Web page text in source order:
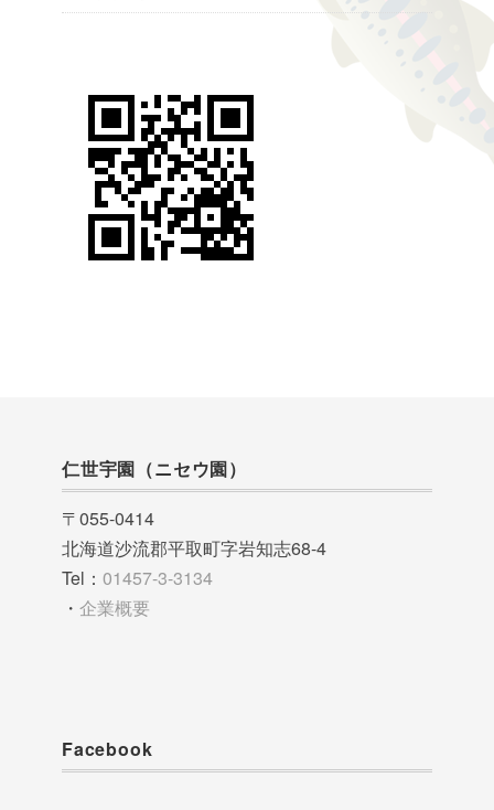
仁世宇園（ニセウ園）
〒055-0414
北海道沙流郡平取町字岩知志68-4
Tel： 01457-3-3134
・ 企業概要
Facebook